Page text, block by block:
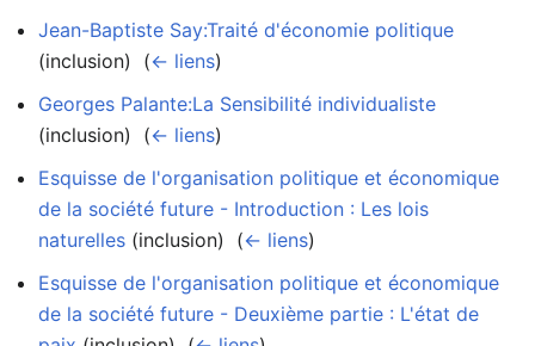
Jean-Baptiste Say:Traité d'économie politique
(inclusion) ‎ (← liens)
Georges Palante:La Sensibilité individualiste
(inclusion) ‎ (← liens)
Esquisse de l'organisation politique et économique
de la société future - Introduction : Les lois
naturelles (inclusion) ‎ (← liens)
Esquisse de l'organisation politique et économique
de la société future - Deuxième partie : L'état de